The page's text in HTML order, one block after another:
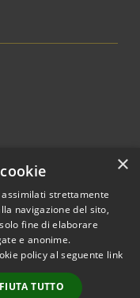
© 2026 • Comune di
Teodoro • Powered by
•
Accesso
×
strettamente
navigazione del sito,
fine di elaborare
e anonime.
policy al seguente link
TUTTO